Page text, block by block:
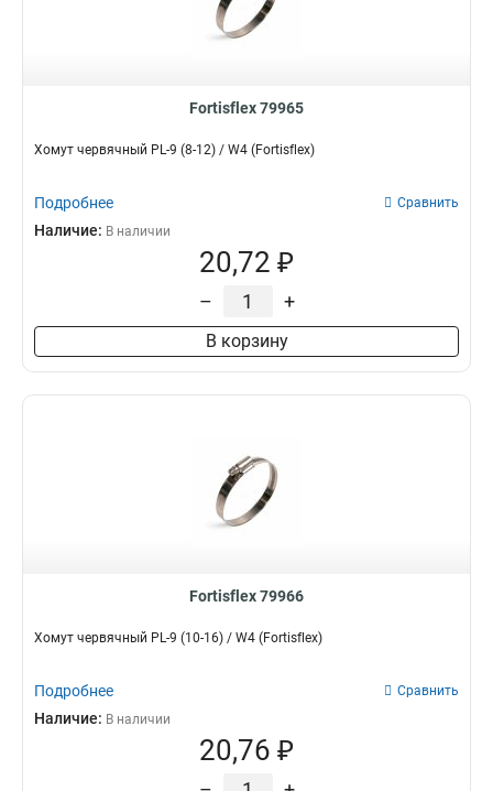
Fortisflex 79965
Хомут червячный PL-9 (8-12) / W4 (Fortisflex)
Подробнее Сравнить
Наличие: В наличии
20,72 ₽
– +
В корзину
Fortisflex 79966
Хомут червячный PL-9 (10-16) / W4 (Fortisflex)
Подробнее Сравнить
Наличие: В наличии
20,76 ₽